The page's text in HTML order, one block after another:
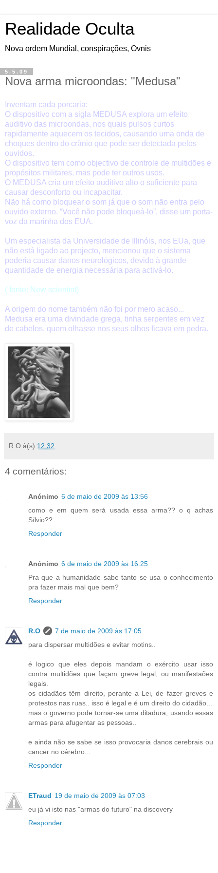
Realidade Oculta
Nova ordem Mundial, conspirações, Ovnis
5.5.09
Nova arma microondas: "Medusa"
Inventam cada porcaria:
O dispositivo com a sigla MEDUSA explora um efeito
auditivo das microondas, nos quais pulsos curtos
rapidamente aquecem os tecidos, causando uma onda de
choques dentro do crânio que pode ser detectada pelos
ouvidos.
O dispositivo tem como objectivo de controle de multidões e
propósitos militares, mas pode ter outros usos.
O MEDUSA cria um efeito auditivo alto o suficiente para
causar desconforto ou incapacitar.
Não há como bloquear o som já que o som não entra pelo
ouvido externo. “Você não pode bloqueá-lo”, disse um porta-
voz da marinha dos EUA.
Um especialista da Universidade de Illinóis, nos EUa, que
não está ligado ao projecto, mencionou que o sistema
poderia causar danos neurológicos, devido à grande
quantidade de energia necessária para activá-lo.
( fonte: New scientist)
A origem do nome também não foi por mero acaso...
Medusa era uma divindade grega, tinha serpentes em vez
de cabelos, quem olhasse nos seus olhos ficava em pedra.
R.O à(s) 12:32
4 comentários:
Anónimo 6 de maio de 2009 às 13:56
como e em quem será usada essa arma?? o q achas
Sílvio??
Responder
Anónimo 6 de maio de 2009 às 16:25
Pra que a humanidade sabe tanto se usa o conhecimento
pra fazer mais mal que bem?
Responder
R.O
7 de maio de 2009 às 17:05
para dispersar multidões e evitar motins..
é logico que eles depois mandam o exército usar isso
contra multidões que façam greve legal, ou manifestaões
legais.
os cidadãos têm direito, perante a Lei, de fazer greves e
protestos nas ruas.. isso é legal e é um direito do cidadão...
mas o governo pode tornar-se uma ditadura, usando essas
armas para afugentar as pessoas..
e ainda não se sabe se isso provocaria danos cerebrais ou
cancer no cérebro...
Responder
ETraud 19 de maio de 2009 às 07:03
eu já vi isto nas "armas do futuro" na discovery
Responder